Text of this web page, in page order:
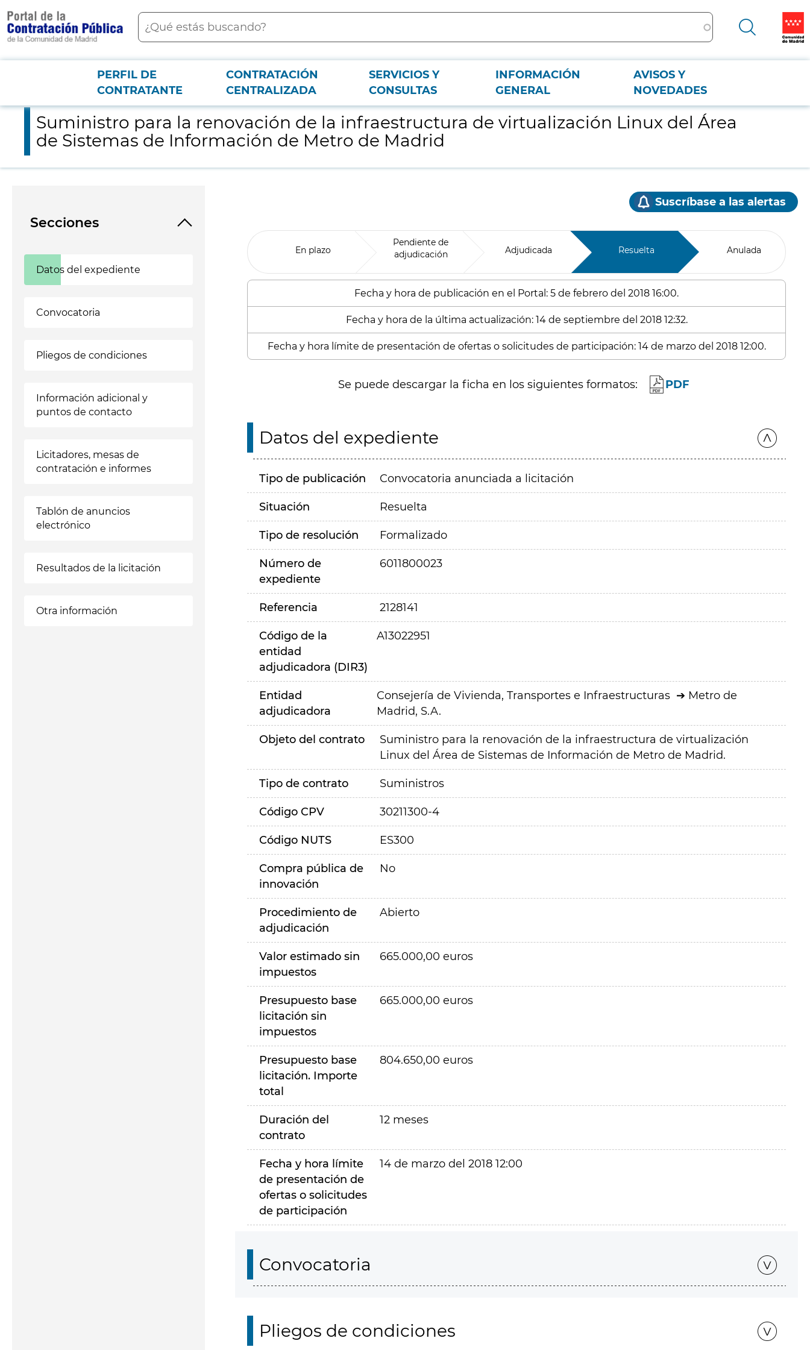
contenido
principal
Buscar
Menú PCON
PERFIL DE
CONTRATANTE
CONTRATACIÓN
CENTRALIZADA
SERVICIOS Y
CONSULTAS
INFORMACIÓN
GENERAL
AVISOS Y
NOVEDADES
Suministro para la renovación de la infraestructura de virtualización Linux del Área de Sistemas de Información de Metro de Madrid
Suministro para la renovación de la infraestructura de virtualización Linux del Área
de Sistemas de Información de Metro de Madrid
Secciones
Datos del expediente
Convocatoria
Pliegos de condiciones
Información adicional y
puntos de contacto
Licitadores, mesas de
contratación e informes
Tablón de anuncios
electrónico
Resultados de la licitación
Otra información
Suscríbase a las alertas
En plazo
Pendiente de
adjudicación
Adjudicada Resuelta Anulada
Fecha y hora de publicación en el Portal: 5 de febrero del 2018 16:00.
Fecha y hora de la última actualización: 14 de septiembre del 2018 12:32.
Fecha y hora límite de presentación de ofertas o solicitudes de participación: 14 de marzo del 2018 12:00.
Se puede descargar la ficha en los siguientes formatos: PDF
Datos del expediente
Tipo de publicación Convocatoria anunciada a licitación
Situación Resuelta
Tipo de resolución Formalizado
Número de
expediente
6011800023
Referencia 2128141
Código de la
entidad
adjudicadora (DIR3)
A13022951
Entidad
adjudicadora
Consejería de Vivienda, Transportes e Infraestructuras
Metro de
Madrid, S.A.
Objeto del contrato
Suministro para la renovación de la infraestructura de virtualización
Linux del Área de Sistemas de Información de Metro de Madrid.
Tipo de contrato Suministros
Código CPV 30211300-4
Código NUTS ES300
Compra pública de
innovación
No
Procedimiento de
adjudicación
Abierto
Valor estimado sin
impuestos
665.000,00 euros
Presupuesto base
licitación sin
impuestos
665.000,00 euros
Presupuesto base
licitación. Importe
total
804.650,00 euros
Duración del
contrato
12 meses
Fecha y hora límite
de presentación de
ofertas o solicitudes
de participación
14 de marzo del 2018 12:00
Convocatoria
Pliegos de condiciones